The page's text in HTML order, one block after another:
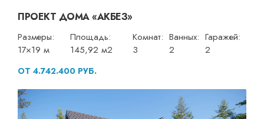
ПРОЕКТ ДОМА «АКБЕЗ»
Размеры:
17×19 м
Площадь:
145,92 м2
Комнат:
3
Ванных:
2
Гаражей:
2
ОТ 4.742.400 РУБ.